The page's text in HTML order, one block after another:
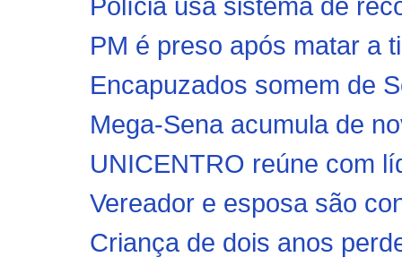
Polícia usa sistema de
PM é preso após matar a
Encapuzados somem de
Mega-Sena acumula de
UNICENTRO reúne com
Vereador e esposa são
Criança de dois anos